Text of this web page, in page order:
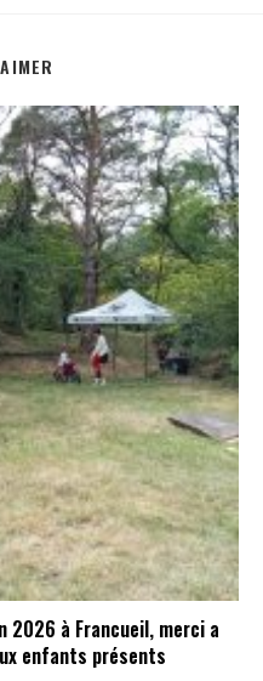
2026 à Francueil, merci a
enfants présents